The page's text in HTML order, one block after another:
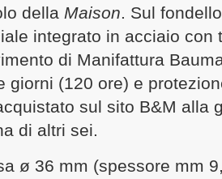
della Maison. Sul
integrato in acciaio con
di Manifattura
giorni (120 ore) e
sul sito B&M alla
di altri sei.
ø 36 mm (spessore mm